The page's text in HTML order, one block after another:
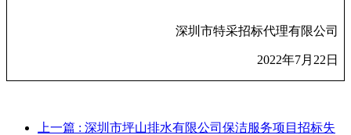
深圳市特采招标代理有限公司
2022年7月 22 日
上一篇 : 深圳市坪山排水有限公司保洁服务项目招标失